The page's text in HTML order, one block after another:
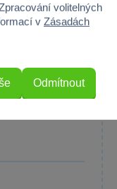
zbožím?
volitelných
v Zásadách
Odmítnout